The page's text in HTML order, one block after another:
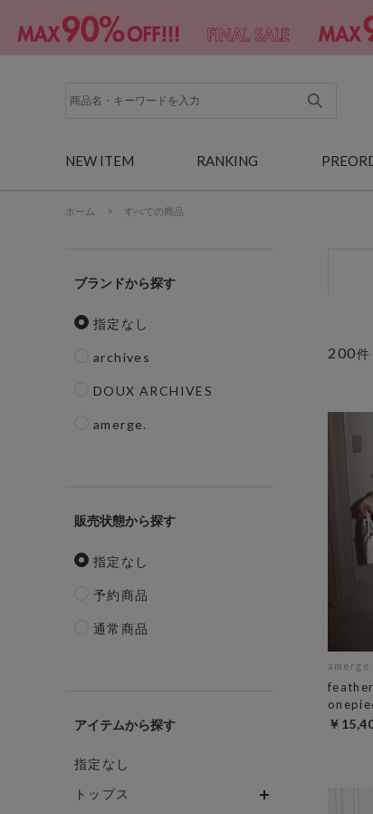
NEW ITEM RANKING
ホーム > すべての商品
ブランド
指定なし
archives
DOUX ARCHIVES
amerge.
販売状態
指定なし
予約商品
通常商品
アイテム
指定なし
トップス
200件
amerge.
￥